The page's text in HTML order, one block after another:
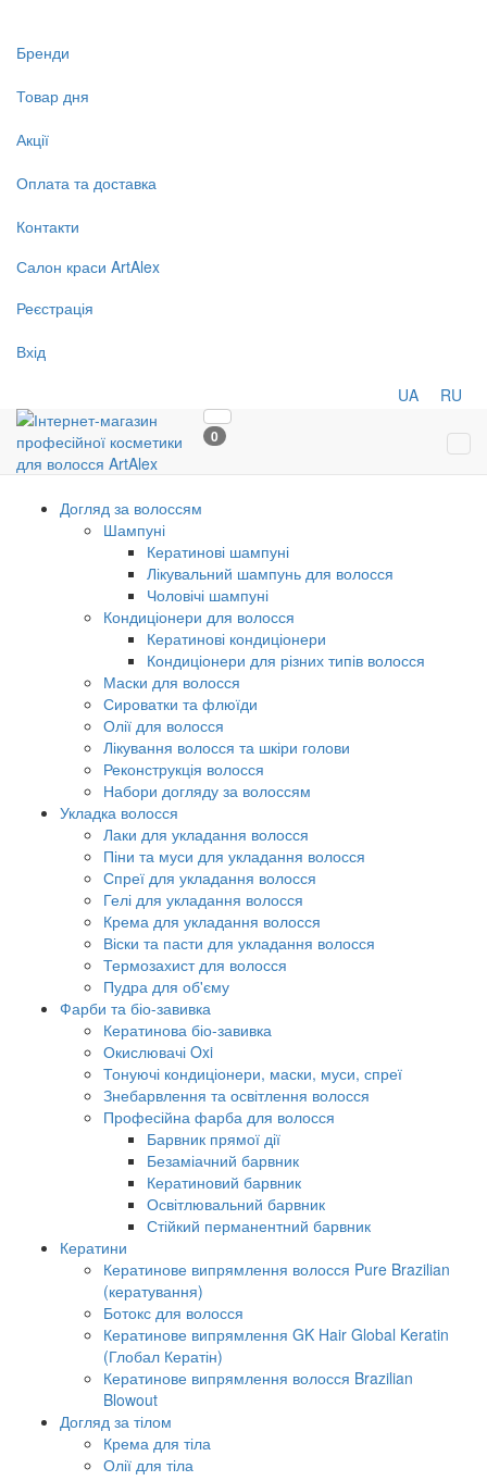
Бренди
Товар дня
Акції
Оплата та доставка
Контакти
Салон краси ArtAlex
Реєстрація
Вхід
UA RU
0
Догляд за волоссям
Шампуні
Кератинові шампуні
Лікувальний шампунь для волосся
Чоловічі шампуні
Кондиціонери для волосся
Кератинові кондиціонери
Кондиціонери для різних типів волосся
Маски для волосся
Сироватки та флюїди
Олії для волосся
Лікування волосся та шкіри голови
Реконструкція волосся
Набори догляду за волоссям
Укладка волосся
Лаки для укладання волосся
Піни та муси для укладання волосся
Спреї для укладання волосся
Гелі для укладання волосся
Крема для укладання волосся
Віски та пасти для укладання волосся
Термозахист для волосся
Пудра для об'єму
Фарби та біо-завивка
Кератинова біо-завивка
Окислювачі Oxi
Тонуючі кондиціонери, маски, муси, спреї
Знебарвлення та освітлення волосся
Професійна фарба для волосся
Барвник прямої дії
Безаміачний барвник
Кератиновий барвник
Освітлювальний барвник
Стійкий перманентний барвник
Кератини
Кератинове випрямлення волосся Pure Brazilian
(кератування)
Ботокс для волосся
Кератинове випрямлення GK Hair Global Keratin
(Глобал Кератін)
Кератинове випрямлення волосся Brazilian
Blowout
Догляд за тілом
Крема для тіла
Олії для тіла